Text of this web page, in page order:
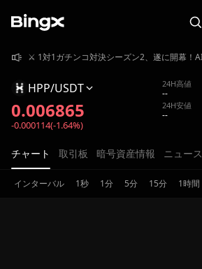
HPP/USDT
0.006865
-0.000114(-1.64%)
24H高値
--
24H安値
--
チャート 取引板 暗号資産情報 ニュース
インターバル 1秒 1分 5分 15分 1時間